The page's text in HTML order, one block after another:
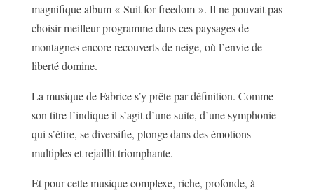
magnifique album « Suit for freedom ». Il ne pouvait pas
choisir meilleur programme dans ces paysages de
montagnes encore recouverts de neige, où l’envie de
liberté domine.
La musique de Fabrice s’y prête par définition. Comme
son titre l’indique il s’agit d’une suite, d’une symphonie
qui s’étire, se diversifie, plonge dans des émotions
multiples et rejaillit triomphante.
Et pour cette musique complexe, riche, profonde, à